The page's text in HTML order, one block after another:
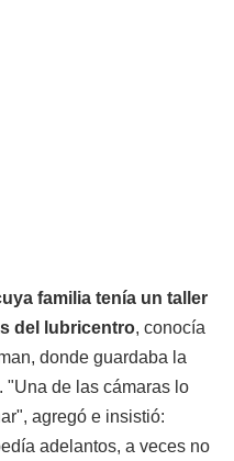
familia tenía un taller
del lubricentro, conocía
donde guardaba la
"Una de las cámaras lo
agregó e insistió:
adelantos, a veces no